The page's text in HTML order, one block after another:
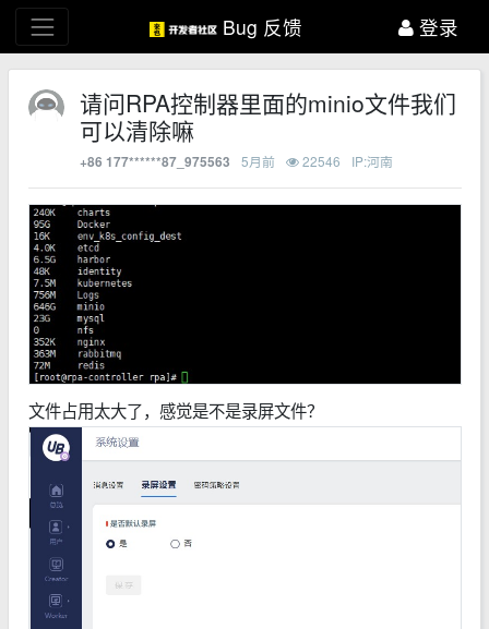
Bug 反馈 登录
请问RPA控制器里面的minio文件我们
可以清除嘛
+86 177******87_975563 5月前 22546 IP:河南
文件占用太大了，感觉是不是录屏文件？